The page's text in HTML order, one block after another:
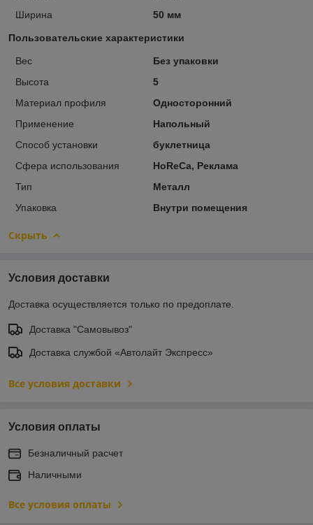
Ширина
50 мм
Пользовательские характеристики
Вес
Без упаковки
Высота
5
Материал профиля
Односторонний
Применение
Напольный
Способ установки
буклетница
Сфера использования
HoReCa, Реклама
Тип
Металл
Упаковка
Внутри помещения
Скрыть
Условия доставки
Доставка осуществляется только по предоплате.
Доставка "Самовывоз"
Доставка службой «Автолайт Экспресс»
Все условия доставки
Условия оплаты
Безналичный расчет
Наличными
Все условия оплаты